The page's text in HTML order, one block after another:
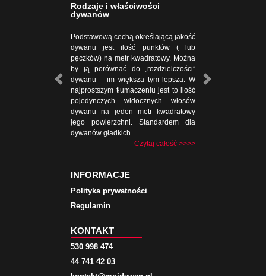
Rodzaje i właściwości
dywanów
Podstawową cechą określającą jakość
dywanu jest ilość punktów ( lub
pęczków) na metr kwadratowy. Można
by ją porównać do „rozdzielczości”
dywanu – im większa tym lepsza. W
najprostszym tłumaczeniu jest to ilość
pojedynczych widocznych włosów
dywanu na jeden metr kwadratowy
jego powierzchni. Standardem dla
dywanów gładkich...
Czytaj całość >>>>
INFORMACJE
Polityka prywatności
Regulamin
KONTAKT
530 998 474
44 741 42 03